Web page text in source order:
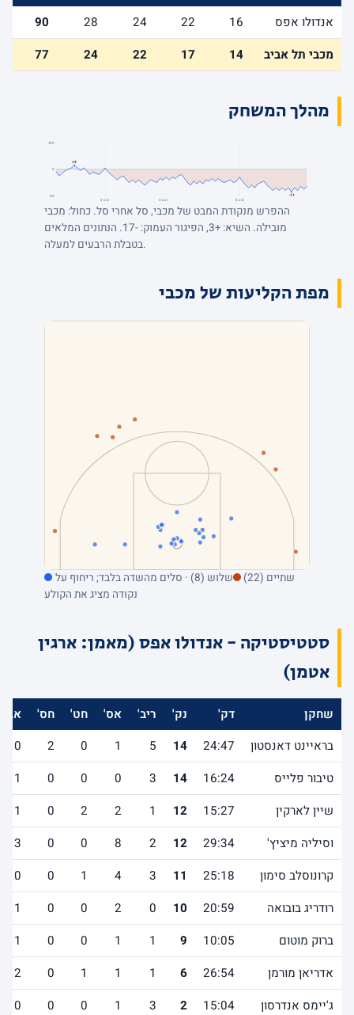
אנדולו אפס
16
22
24
28
90
מכבי תל אביב
14
17
22
24
77
מהלך המשחק
+20
0
-20
+3
-17
רבע 2
רבע 3 רבע 4
ההפרש מנקודת המבט של מכבי, סל אחרי סל. כחול: מכבי
מובילה. השיא: +3, הפיגור העמוק: -17. הנתונים המלאים
בטבלת הרבעים למעלה.
מפת הקליעות של מכבי
שתיים (22)
שלוש (8) · סלים מהשדה בלבד; ריחוף על
נקודה מציג את הקולע
סטטיסטיקה - אנדולו אפס (מאמן: ארגין
אטמן)
שחקן דק' נק' ריב' אס' חט' חס'
אב'
בראיינט דאנסטון
24:47
14
5
1
0
2
0
טיבור פלייס
16:24
14
3
0
0
0
1
שיין לארקין
15:27
12
1
2
2
0
1
וסיליה מיציץ'
29:34
12
2
8
0
0
3
קרונוסלב סימון
25:18
11
3
4
1
0
0
רודריג בובואה
20:59
10
0
2
0
0
1
ברוק מוטום
10:05
9
1
1
0
0
1
אדריאן מורמן
26:54
6
1
1
1
0
2
ג'יימס אנדרסון
15:04
2
3
1
0
0
0